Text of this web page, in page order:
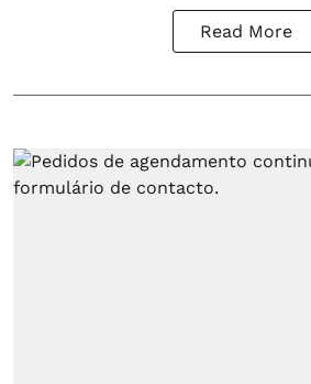
Read More